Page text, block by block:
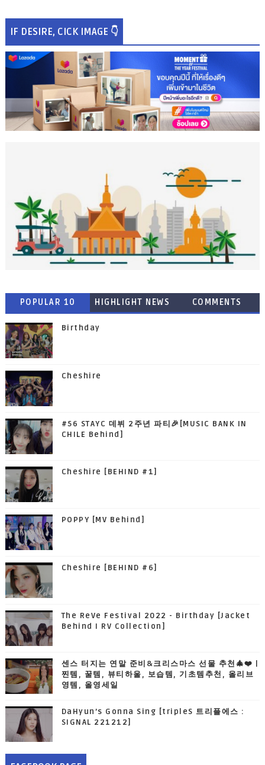
IF DESIRE, CICK IMAGE 👇
POPULAR 10 HIGHLIGHT NEWS COMMENTS
Birthday
Cheshire
#56 STAYC 데뷔 2주년 파티🎉[MUSIC BANK IN
CHILE Behind]
Cheshire [BEHIND #1]
POPPY [MV Behind]
Cheshire [BEHIND #6]
The ReVe Festival 2022 - Birthday [Jacket
Behind I RV Collection]
센스 터지는 연말 준비&크리스마스 선물 추천🎄❤️ |
찐템, 꿀템, 뷰티하울, 보습템, 기초템추천, 올리브
영템, 올영세일
DaHyun’s Gonna Sing [tripleS 트리플에스 :
SIGNAL 221212]